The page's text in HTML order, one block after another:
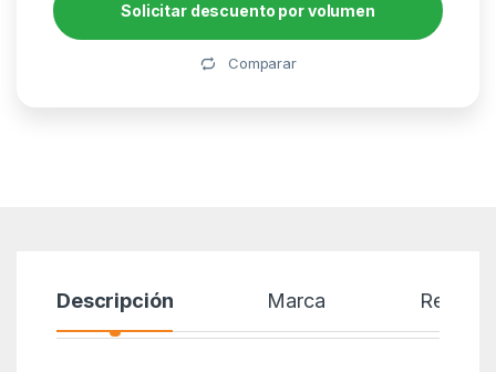
Solicitar descuento por volumen
Comparar
Descripción Marca Reseñas